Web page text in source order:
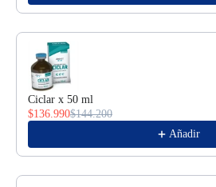
Ciclar x 50 ml
$136.990$144.200
Añadir